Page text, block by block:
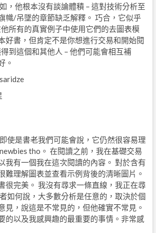
，他根本沒有談論體積 – 這對技術分析至
幟/吊墜的章節缺乏解釋。 巧合，它似乎
所有的真實例子中使用它們的去圖表模
好書，但肯定不是你想進行交易和開始閱
到這個和其他人 – 他們可能會相互補
。
使是書老我們可能會說，它仍然很容易理
tho。 在閱讀之前，我在基礎交易
我有一個我在這次閱讀的內容。 對於含有
難理解圖表並查看示例背後的清晰圖片。
很完美。 我沒有尋求一條直線，我正在尋
如何說，大多數分析是任意的，取決於個
見，說這是不常見的，但他確實不常見。
的以及我感興趣的最重要的事情。非常感